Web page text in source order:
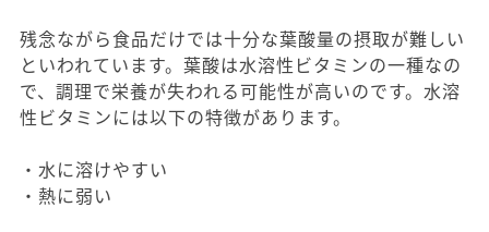
残念ながら食品だけでは十分な葉酸量の摂取が難しい
といわれています。葉酸は水溶性ビタミンの一種なの
で、調理で栄養が失われる可能性が高いのです。水溶
性ビタミンには以下の特徴があります。
・水に溶けやすい
・熱に弱い